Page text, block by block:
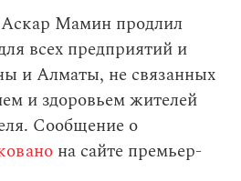
Мамин продлил
всех предприятий и
и Алматы, не связанных
и здоровьем жителей
Сообщение о
на сайте премьер-